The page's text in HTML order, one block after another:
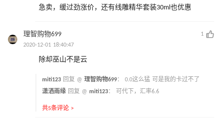
急卖，缓过劲涨价，还有线雕精华套装30ml也优惠
理智购物699
1
2020-12-01 18:40:47
除却巫山不是云
miti123 回复 @ 理智购物699： 0.0这么猛 可是我的卡过不了
潇洒雨缘 回复 @ miti123： 可代下，汇率6.6
共5条评论 >